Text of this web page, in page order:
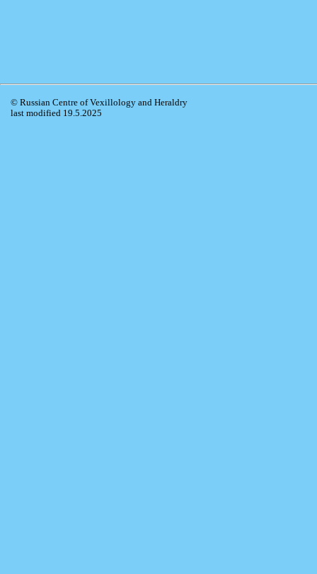
© Russian Centre of Vexillology and Heraldry
last modified 19.5.2025